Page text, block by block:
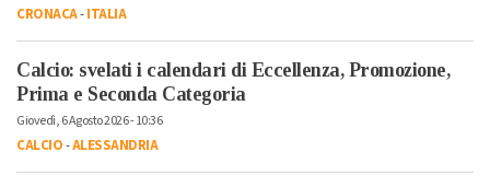
CRONACA-ITALIA
Calcio: svelati i calendari di Eccellenza, Promozione,
Prima e Seconda Categoria
Giovedì, 6 Agosto 2026 - 10:36
CALCIO-ALESSANDRIA